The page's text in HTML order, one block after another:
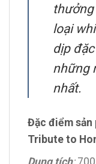
loại
dịp
những
nhất.
Đặc điểm sản
Tribute to